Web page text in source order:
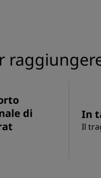
di
In
Il